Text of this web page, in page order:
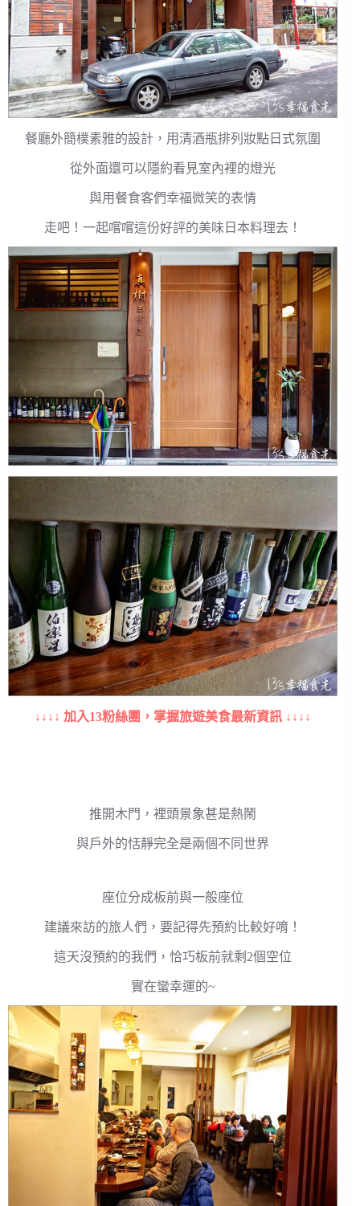
餐廳外簡樸素雅的設計，用清酒瓶排列妝點日式氛圍
從外面還可以隱約看見室內裡的燈光
與用餐食客們幸福微笑的表情
走吧！一起嚐嚐這份好評的美味日本料理去！
↓↓↓↓ 加入13粉絲團，掌握旅遊美食最新資訊 ↓↓↓↓
推開木門，裡頭景象甚是熱鬧
與戶外的恬靜完全是兩個不同世界
座位分成板前與一般座位
建議來訪的旅人們，要記得先預約比較好唷！
這天沒預約的我們，恰巧板前就剩2個空位
實在蠻幸運的~